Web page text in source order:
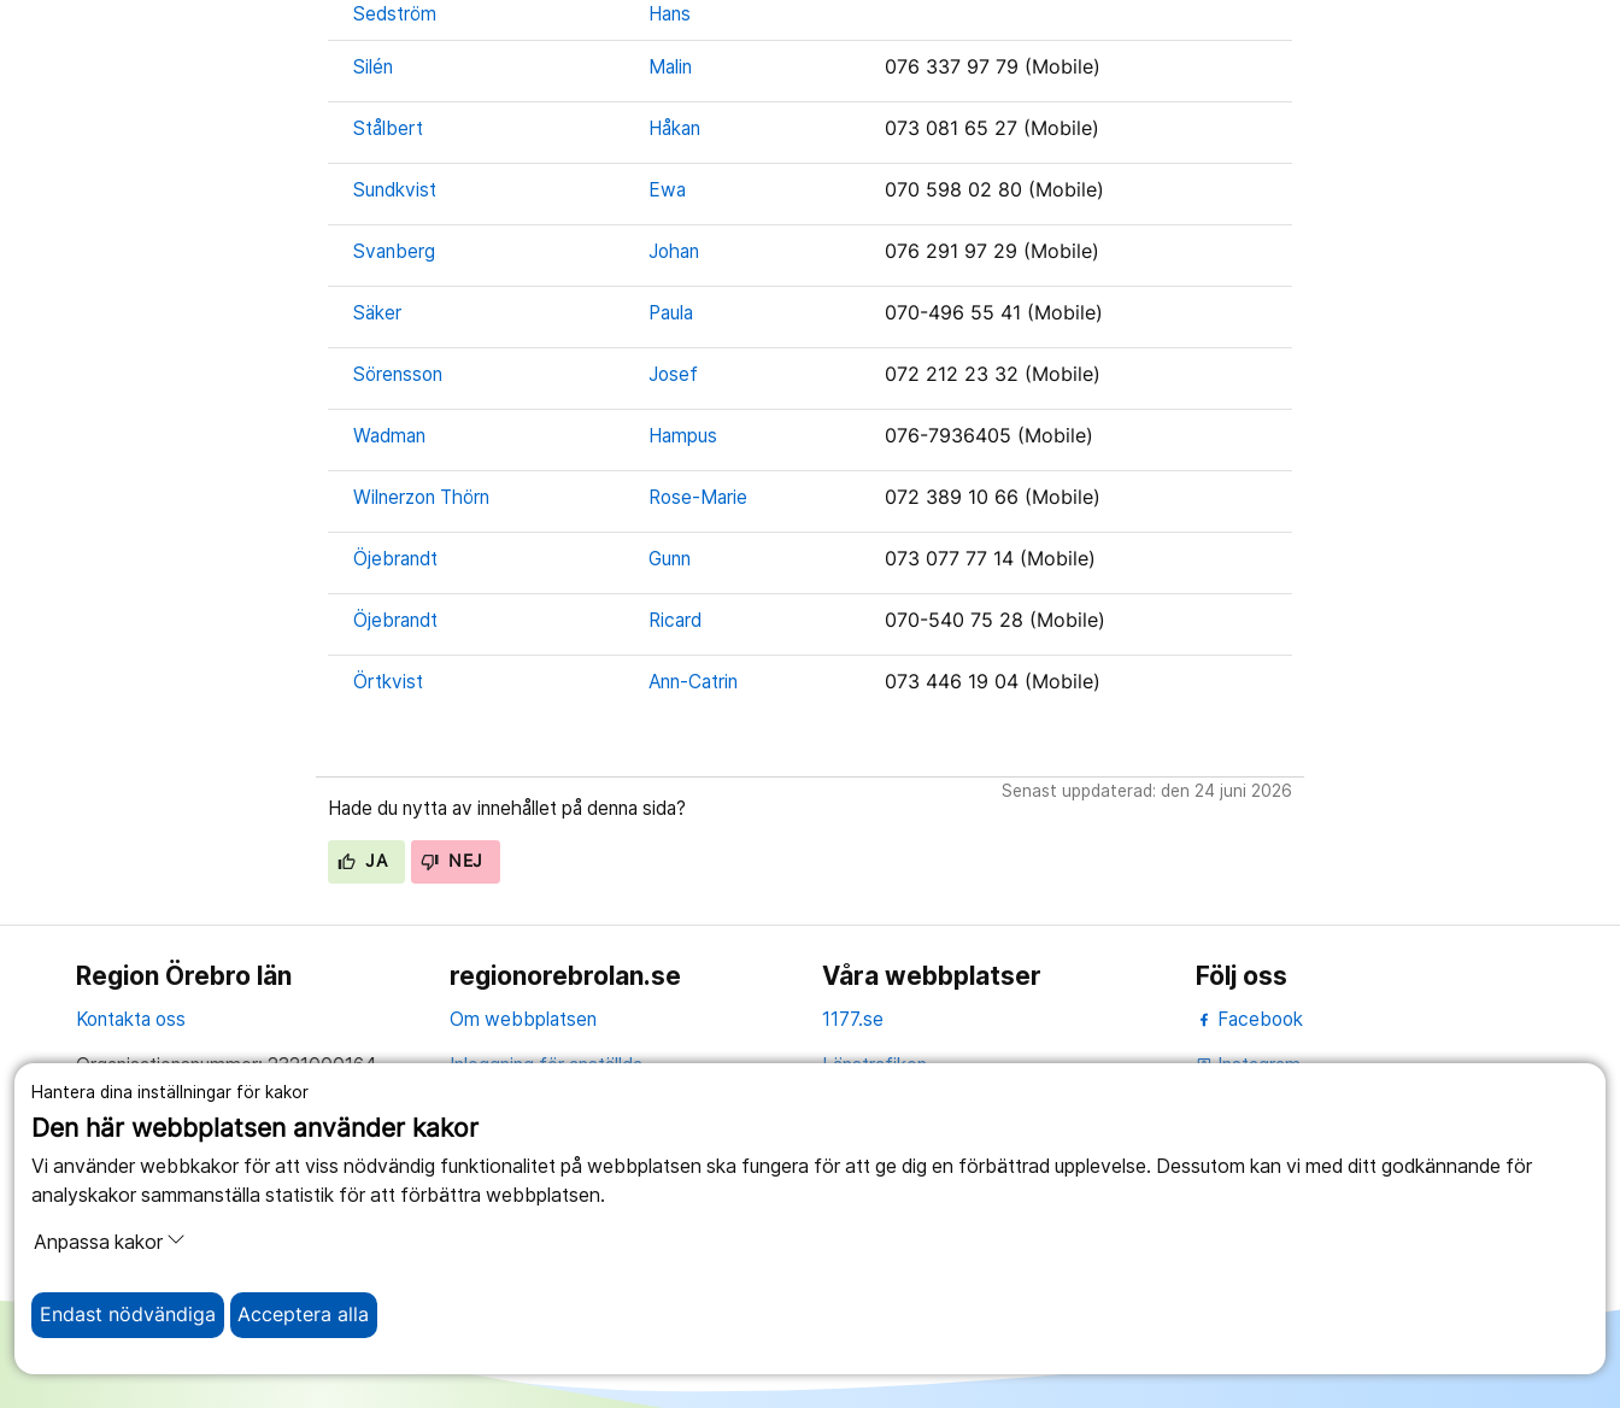
Hantera dina inställningar för kakor
Den här webbplatsen använder kakor
Vi använder webbkakor för att viss nödvändig funktionalitet på webbplatsen ska fungera för att ge dig en förbättrad upplevelse. Dessutom kan vi med ditt godkännande för
analyskakor sammanställa statistik för att förbättra webbplatsen.
Anpassa kakor
Endast nödvändiga Acceptera alla
Sedström Hans
Silén Malin 076 337 97 79 (Mobile)
Stålbert Håkan 073 081 65 27 (Mobile)
Sundkvist Ewa 070 598 02 80 (Mobile)
Svanberg Johan 076 291 97 29 (Mobile)
Säker Paula 070-496 55 41 (Mobile)
Sörensson Josef 072 212 23 32 (Mobile)
Wadman Hampus 076-7936405 (Mobile)
Wilnerzon Thörn Rose-Marie 072 389 10 66 (Mobile)
Öjebrandt Gunn 073 077 77 14 (Mobile)
Öjebrandt Ricard 070-540 75 28 (Mobile)
Örtkvist Ann-Catrin 073 446 19 04 (Mobile)
Hade du nytta av innehållet på denna sida?
JA NEJ
Senast uppdaterad: den 24 juni 2026
Region Örebro län
Kontakta oss
Organisationsnummer: 2321000164
regionorebrolan.se
Om webbplatsen
Inloggning för anställda
Anslagstavla
Tillgänglighetsredogörelse
Våra webbplatser
1177.se
Länstrafiken
Utveckling
Följ oss
Facebook
portraitInstagram